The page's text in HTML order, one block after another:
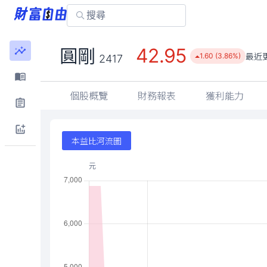
圓剛 2417 42.95 1.60 (3.86%) 最近
個股概覽 財務報表 獲利能力
本益比河流圖